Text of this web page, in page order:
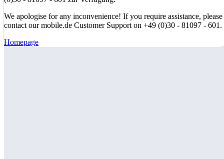
We apologise for any inconvenience! If you require assistance, please
contact our mobile.de Customer Support on +49 (0)30 - 81097 - 601.
Homepage